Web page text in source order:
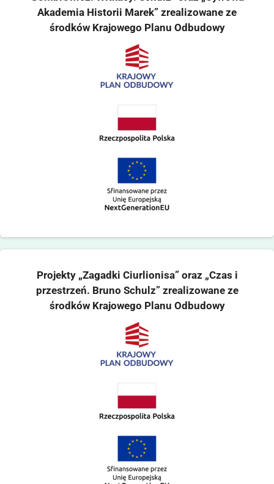
Akademia Historii Marek” zrealizowane ze
środków Krajowego Planu Odbudowy
Projekty „Zagadki Ciurlionisa” oraz „Czas i
przestrzeń. Bruno Schulz” zrealizowane ze
środków Krajowego Planu Odbudowy